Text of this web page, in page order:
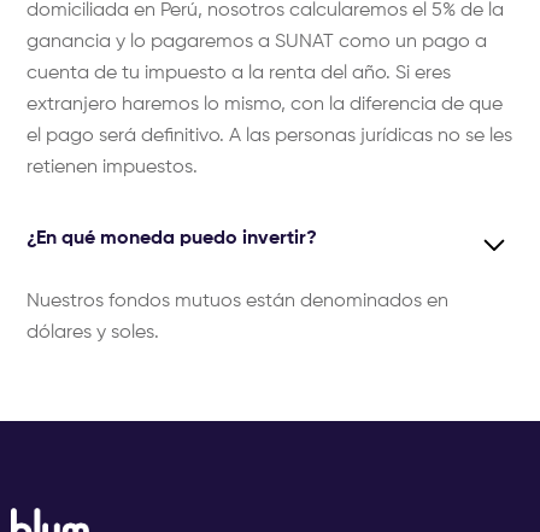
domiciliada en Perú, nosotros calcularemos el 5% de la
ganancia y lo pagaremos a SUNAT como un pago a
cuenta de tu impuesto a la renta del año. Si eres
extranjero haremos lo mismo, con la diferencia de que
el pago será definitivo. A las personas jurídicas no se les
retienen impuestos.
¿En qué moneda puedo invertir?
Nuestros fondos mutuos están denominados en
dólares y soles.